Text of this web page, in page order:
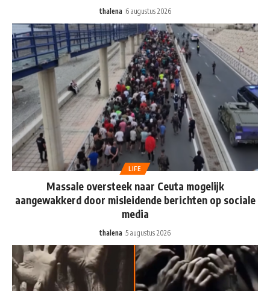
thalena 6 augustus 2026
LIFE
Massale oversteek naar Ceuta mogelijk
aangewakkerd door misleidende berichten op sociale
media
thalena 5 augustus 2026